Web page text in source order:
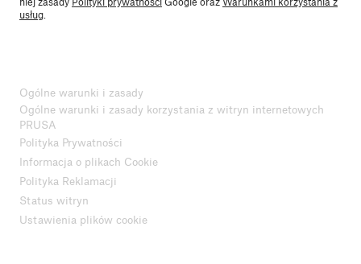
usług
Ogólne warunki i zasady
Ogólne warunki i zasady korzystania z witryn internetowych
PRUSA
Polityka Prywatności
Informacja o plikach Cookie
Polityka Reklamacji
Status witryn
Ustawienia plików cookie